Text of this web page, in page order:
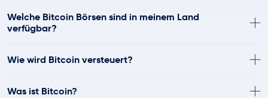
Welche Bitcoin Börsen sind in meinem Land
verfügbar?
Wie wird Bitcoin versteuert?
Was ist Bitcoin?